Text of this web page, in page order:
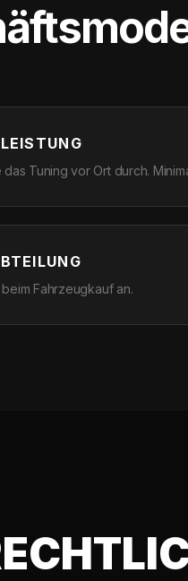
Tuning vor Ort durch.
Fahrzeugkauf an.